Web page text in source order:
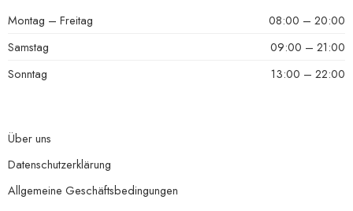
Montag – Freitag
08:00 – 20:00
Samstag
09:00 – 21:00
Sonntag
13:00 – 22:00
Über uns
Datenschutzerklärung
Allgemeine Geschäftsbedingungen